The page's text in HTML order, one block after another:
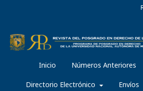
Inicio Números Anteriores
Directorio Electrónico Envíos